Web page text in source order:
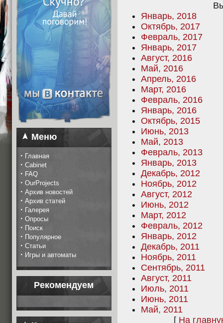
Меню
· Главная
· Cabinet
· FAQ
· OurProjects
· Архив новостей
· Архив статей
· Галерея
· Опросы
· Поиск
· Популярное
· Статьи
· Игры и автоматы
Рекомендуем
Январь, 2018
Октябрь, 2017
Февраль, 2017
Январь, 2017
Август, 2016
Май, 2016
Апрель, 2016
Март, 2016
Февраль, 2016
Январь, 2016
Октябрь, 2015
Июнь, 2013
Май, 2013
Февраль, 2013
Январь, 2013
Декабрь, 2012
Ноябрь, 2012
Август, 2012
Июнь, 2012
Март, 2012
Февраль, 2012
Январь, 2012
Декабрь, 2011
Ноябрь, 2011
Сентябрь, 2011
Август, 2011
Июль, 2011
Июнь, 2011
Май, 2011
[ На